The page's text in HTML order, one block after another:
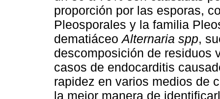
proporción por las esporas,
Pleosporales y la familia
dematiáceoAlternaria spp,
descomposición de residuos
casos de endocarditis
rapidez en varios medios de
la mejor manera de